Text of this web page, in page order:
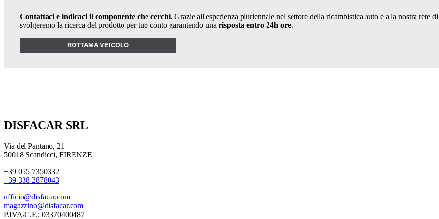
Contattaci e indicaci il componente che cerchi. Grazie all'esperienza pluriennale nel settore della ricambistica auto e alla nostra rete di
svolgeremo la ricerca del prodotto per tuo conto garantendo una risposta entro 24h ore.
ROTTAMA VEICOLO
DISFACAR SRL
Via del Pantano, 21
50018 Scandicci, FIRENZE
+39 055 7350332
+39 338 2878043
ufficio@disfacar.com
magazzino@disfacar.com
P.IVA/C.F.: 03370400487